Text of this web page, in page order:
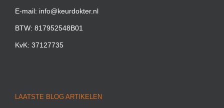
E-mail: info@keurdokter.nl
BTW: 817952548B01
KvK: 37127735
LAATSTE BLOG ARTIKELEN